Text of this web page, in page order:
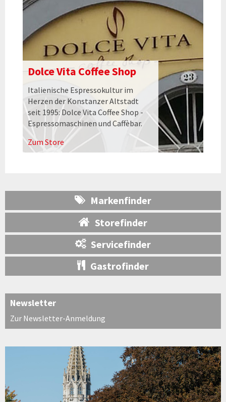
Dolce Vita Coffee Shop
Italienische Espressokultur im
Herzen der Konstanzer Altstadt
seit 1995: Dolce Vita Coffee Shop -
Espressomaschinen und Caffèbar.
Zum Store
Markenfinder
Storefinder
Servicefinder
Gastrofinder
Newsletter
Zur Newsletter-Anmeldung